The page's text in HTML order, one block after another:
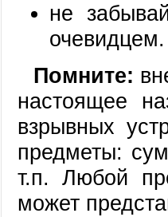
не
очевидцем.
Помните:
настоящее
взрывных
предметы:
т.п. Любой
может